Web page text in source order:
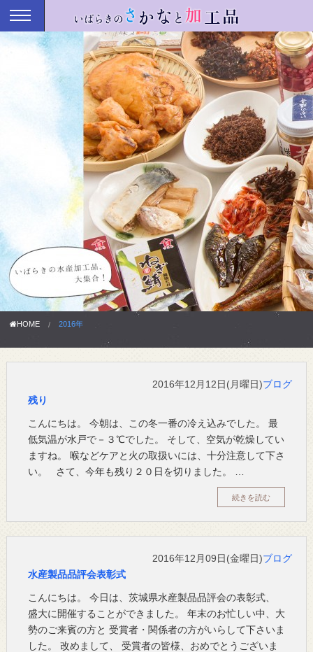
HOME 2016年
2016年12月12日(月曜日)ブログ
残り
こんにちは。 今朝は、この冬一番の冷え込みでした。 最
低気温が水戸で－３℃でした。 そして、空気が乾燥してい
ますね。 喉などケアと火の取扱いには、十分注意して下さ
い。 さて、今年も残り２０日を切りました。 …
続きを読む
2016年12月09日(金曜日)ブログ
水産製品品評会表彰式
こんにちは。 今日は、茨城県水産製品品評会の表彰式、
盛大に開催することができました。 年末のお忙しい中、大
勢のご来賓の方と 受賞者・関係者の方がいらして下さいま
した。 改めまして、 受賞者の皆様、おめでとうございま